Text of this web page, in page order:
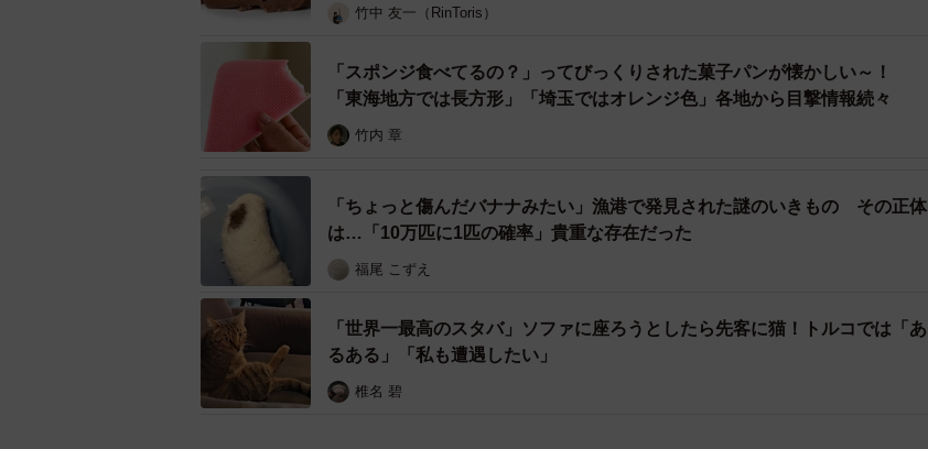
みじんこ：自分と同じで知らなかった人が多く、「ほんとかよ！」っていうことで興味を持
ってくれた人が多かったのは嬉しかったです。また、インドネシアで買えますよという情報
を教えてくれた方がいたり、コピルアックが生まれた歴史などを教えてくれた方がいたり
と、いろんな方から深い情報を聞けたのもためになりました。
みじんこ：コメントとリポストをしていただきました。
また、高価な珈琲豆が採れることから、ジャコウネコを劣悪な環境で飼育するようなことも
行われているようだ、という話をしてくださった方もいました。自分は、実際にその現場を
見たわけではないので、どこまで本当かは分かりません。でも、こうして「知らなかった」
ことを「知る」というのが、考えることの最初の一歩になると思っています。バズったこと
で、多くの人が新しいことを知るきっかけになっていたらとてもうれしいです。
竹中 友一（RinToris）
「スポンジ食べてるの？」ってびっくりされた菓子パンが懐かしい～！
「東海地方では長方形」「埼玉ではオレンジ色」各地から目撃情報続々
竹内 章
「ちょっと傷んだバナナみたい」漁港で発見された謎のいきもの その正体
は…「10万匹に1匹の確率」貴重な存在だった
福尾 こずえ
「世界一最高のスタバ」ソファに座ろうとしたら先客に猫！トルコでは「あ
るある」「私も遭遇したい」
椎名 碧